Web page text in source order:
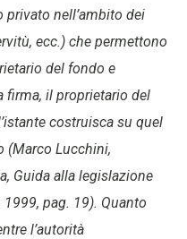
nell’ambito dei
ecc.) che permettono
del fondo e
firma, il proprietario del
costruisca su quel
(Marco Lucchini,
Guida alla legislazione
pag. 19). Quanto
l’autorità